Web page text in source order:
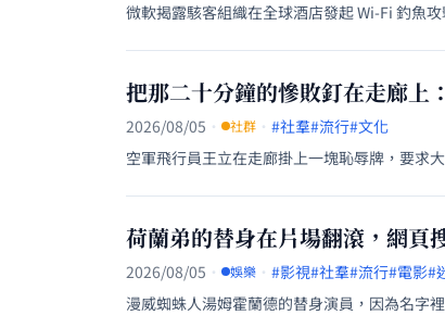
微軟揭露駭客組織在全球酒店發起 Wi-Fi 釣魚
把那二十分鐘的慘敗釘在走廊上
2026/08/05 · 社群 · #社羣#流行#文化
空軍飛行員王立在走廊掛上一塊恥辱牌，要求
荷蘭弟的替身在片場翻滾，網頁
2026/08/05 · 娛樂 · #影視#社羣#流行#電影#
漫威蜘蛛人湯姆霍蘭德的替身演員，因為名字